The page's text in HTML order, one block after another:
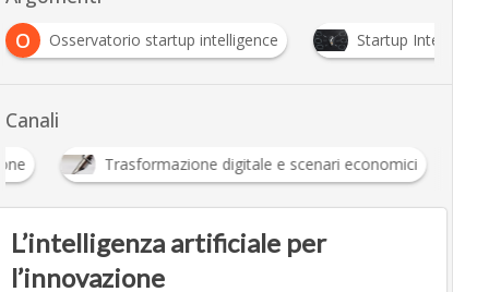
startup intelligence Startup Intelligence
Canali
Innovazione Trasformazione digitale e scenari
L’intelligenza artificiale per
l’innovazione